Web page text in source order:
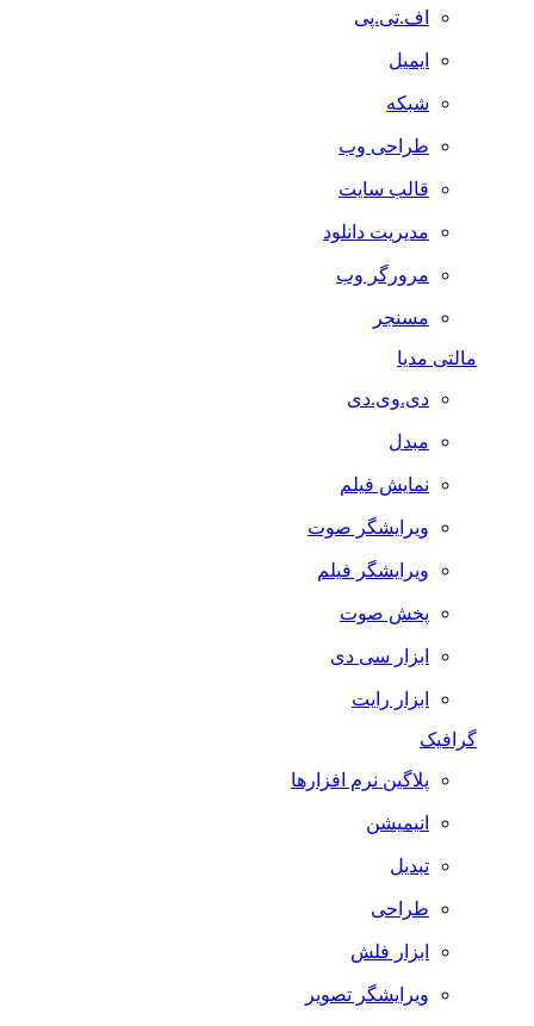
اف.تی.پی
ایمیل
شبکه
طراحی وب
قالب سایت
مدیریت دانلود
مرورگر وب
مسنجر
مالتی مدیا
دی.وی.دی
مبدل
نمایش فیلم
ویرایشگر صوت
ویرایشگر فیلم
پخش صوت
ابزار سی دی
ابزار رایت
گرافیک
پلاگین نرم افزارها
انیمیشن
تبدیل
طراحی
ابزار فلش
ویرایشگر تصویر